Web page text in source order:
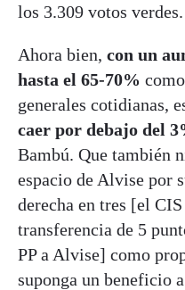
los 3.309 votos verdes.
Ahora bien, con un
hasta el 65-70%
generales cotidianas,
caer por debajo del
Bambú. Que también
espacio de Alvise por
derecha en tres [el
transferencia de 5
PP a Alvise] como
suponga un beneficio